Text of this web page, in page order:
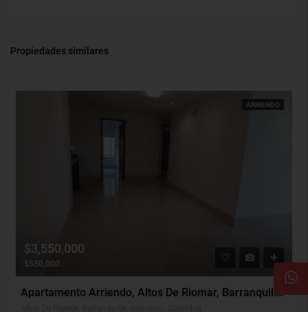
Propiedades similares
ARRIENDO
$3,550,000
$550,000
Apartamento Arriendo, Altos De Riomar, Barranquilla (30468)